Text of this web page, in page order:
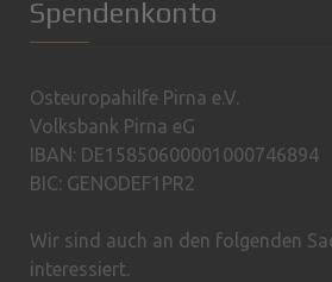
Spendenkonto
Osteuropahilfe Pirna e.V.
Volksbank Pirna eG
IBAN: DE15850600001000746894
BIC: GENODEF1PR2
Wir sind auch an den folgenden
interessiert.